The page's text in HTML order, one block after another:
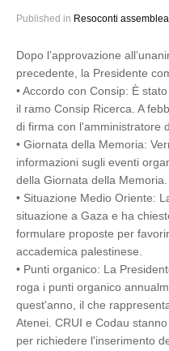
Published in Resoconti assemblea
Dopo l’approvazione
precedente, la Presidente
•Accordo con Consip: È
il ramo Consip Ricerca. A
di firma con l'amministratore
• Giornata della Memoria:
informazioni sugli eventi
della Giornata della Memoria.
• Situazione Medio Oriente:
situazione a Gaza e ha
formulare proposte per
accademica palestinese.
• Punti organico: La
roga i punti organico
quest'anno, il che
Atenei. CRUI e Codau
per richiedere l'inserimento